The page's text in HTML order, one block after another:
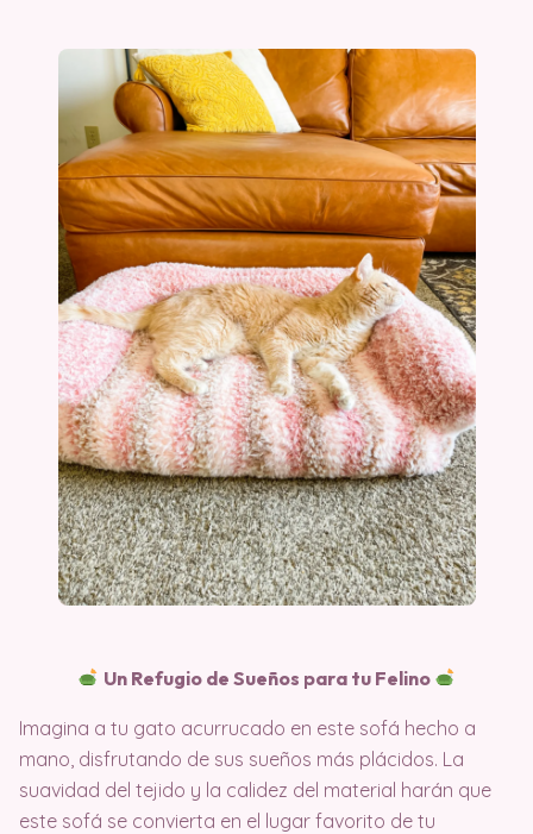
Un Refugio de Sueños para tu Felino
Imagina a tu gato acurrucado en este sofá hecho a
mano, disfrutando de sus sueños más plácidos. La
suavidad del tejido y la calidez del material harán que
este sofá se convierta en el lugar favorito de tu